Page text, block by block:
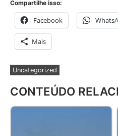
Compartilhe isso:
Facebook
Mais
Uncategorized
CONTEÚDO